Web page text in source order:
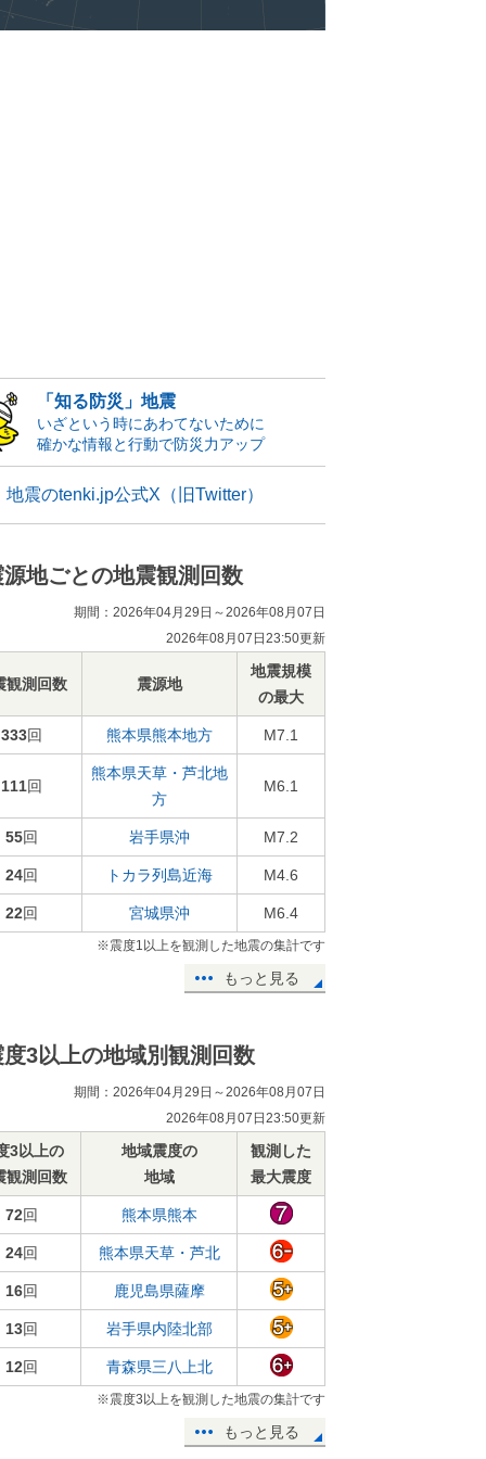
「知る防災」地震
いざという時にあわてないために
確かな情報と行動で防災力アップ
地震のtenki.jp公式X（旧Twitter）
源地ごとの地震観測回数
期間：2026年04月29日～2026年08月07日
2026年08月07日23:50更新
観測回数 震源地
地震規模
の最大
333回 熊本県熊本地方 M7.1
111回
熊本県天草・芦北地
方
M6.1
55回 岩手県沖 M7.2
24回 トカラ列島近海 M4.6
22回 宮城県沖 M6.4
※震度1以上を観測した地震の集計です
もっと見る
度3以上の地域別観測回数
期間：2026年04月29日～2026年08月07日
2026年08月07日23:50更新
3以上の
観測回数
地域震度の
地域
観測した
最大震度
72回 熊本県熊本
24回 熊本県天草・芦北
16回 鹿児島県薩摩
13回 岩手県内陸北部
12回 青森県三八上北
※震度3以上を観測した地震の集計です
もっと見る